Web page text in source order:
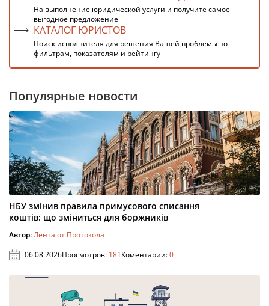
На выполнение юридической услуги и получите самое
выгодное предложение
КАТАЛОГ ЮРИСТОВ
Поиск исполнителя для решения Вашей проблемы по
фильтрам, показателям и рейтингу
Популярные новости
НБУ змінив правила примусового списання
коштів: що зміниться для боржників
Автор:Лента от Протокола
06.08.2026Просмотров: 181Коментарии:0